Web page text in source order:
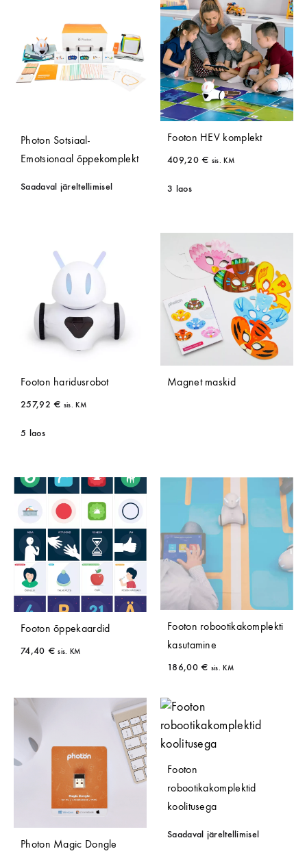
Photon Sotsiaal-
Emotsionaal õppekomplekt
Saadaval järeltellimisel
Footon HEV komplekt
409,20€ sis. KM
3 laos
Footon haridusrobot
257,92€ sis. KM
5 laos
Magnet maskid
Footon õppekaardid
74,40 € sis. KM
Footon robootikakomplekti
kasutamine
186,00€ sis. KM
Photon Magic Dongle
Footon
robootikakomplektid
koolitusega
Saadaval järeltellimisel